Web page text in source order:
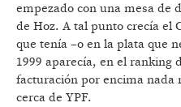
empezado con una mesa de
de Hoz. A tal punto crecía el
que tenía –o en la plata que
1999 aparecía, en el ranking
facturación por encima nada
cerca de YPF.